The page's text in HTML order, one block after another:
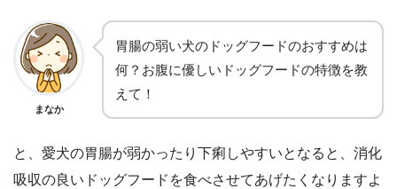
まなか
胃腸の弱い犬のドッグフードのおすすめは
何？お腹に優しいドッグフードの特徴を教
えて！
と、愛犬の胃腸が弱かったり下痢しやすいとなると、消化
吸収の良いドッグフードを食べさせてあげたくなりますよ